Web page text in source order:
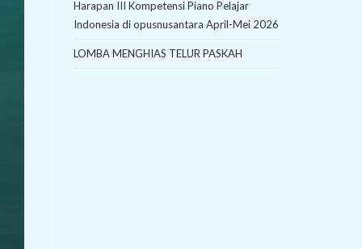
Harapan III Kompetensi Piano Pelajar
Indonesia di opusnusantara April-Mei 2026
LOMBA MENGHIAS TELUR PASKAH